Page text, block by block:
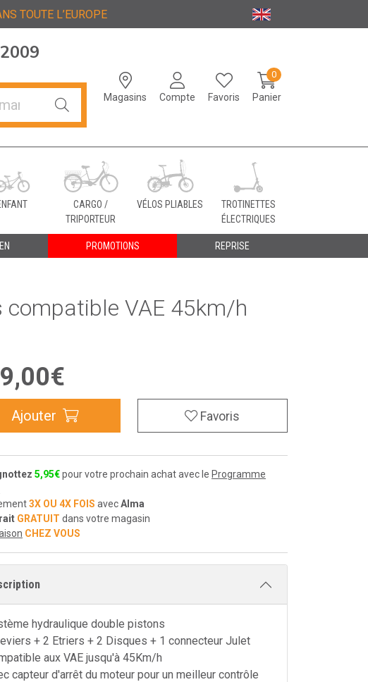
TOUTE L’EUROPE
Magasins Compte Favoris Panier
0
CARGO /
TRIPORTEUR
VÉLOS PLIABLES
TROTINETTES
ÉLECTRIQUES
PROMOTIONS REPRISE
VAE 45km/h
,00€
Ajouter Favoris
5,95€pour votre prochain achat avec le Programme
3X OU 4X FOIS avecAlma
GRATUIT dans votre magasin
CHEZ VOUS
hydraulique double pistons
+ 2 Etriers + 2 Disques + 1 connecteur Julet
aux VAE jusqu'à 45Km/h
capteur d'arrêt du moteur pour un meilleur contrôle